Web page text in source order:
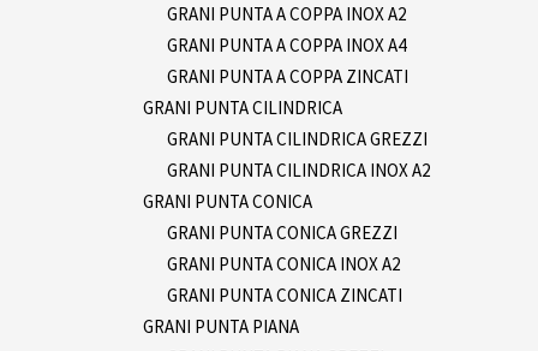
GRANI PUNTA A COPPA INOX A2
GRANI PUNTA A COPPA INOX A4
GRANI PUNTA A COPPA ZINCATI
GRANI PUNTA CILINDRICA
GRANI PUNTA CILINDRICA GREZZI
GRANI PUNTA CILINDRICA INOX A2
GRANI PUNTA CONICA
GRANI PUNTA CONICA GREZZI
GRANI PUNTA CONICA INOX A2
GRANI PUNTA CONICA ZINCATI
GRANI PUNTA PIANA